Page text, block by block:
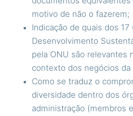
motivo de não o fazerem;
Indicação de quais dos
Desenvolvimento
pela ONU são relevantes
contexto dos negócios da
Como se traduz o
diversidade dentro dos
administração (membros